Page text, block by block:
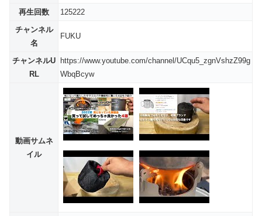
再生回数
125222
チャンネル
名
FUKU
チャンネルU
RL
https://www.youtube.com/channel/UCqu5_zgnVshzZ99g
WbqBcyw
動画サムネ
イル